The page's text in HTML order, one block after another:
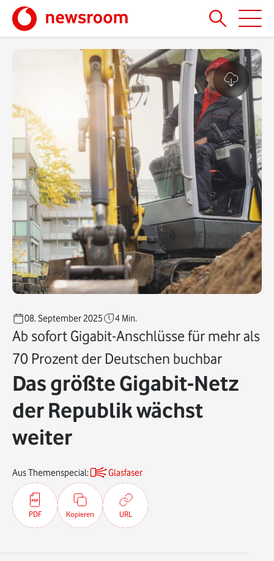
08. September 2025 4 Min.
Ab sofort Gigabit-Anschlüsse für mehr als
70 Prozent der Deutschen buchbar
Das größte Gigabit-Netz
der Republik wächst
weiter
Aus Themenspecial: Glasfaser
PDF Kopieren URL